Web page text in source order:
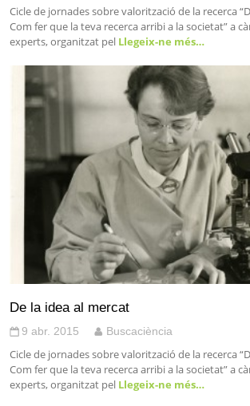
Cicle de jornades sobre valorització de la recerca
Com fer que la teva recerca arribi a la societat” a
experts, organitzat pel Llegeix-ne més…
De la idea al mercat
9 abr. 2015 Buscaciència
Cicle de jornades sobre valorització de la recerca
Com fer que la teva recerca arribi a la societat” a
experts, organitzat pel Llegeix-ne més…